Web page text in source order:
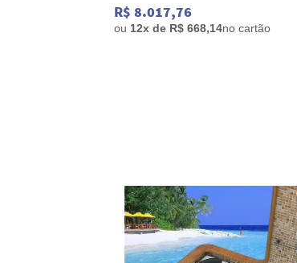
R$ 8.017,76
ou 12x de R$ 668,14no cartão